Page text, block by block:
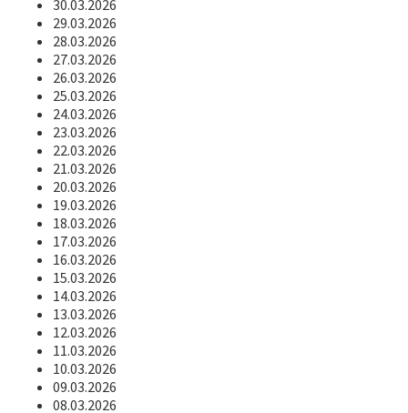
30.03.2026
29.03.2026
28.03.2026
27.03.2026
26.03.2026
25.03.2026
24.03.2026
23.03.2026
22.03.2026
21.03.2026
20.03.2026
19.03.2026
18.03.2026
17.03.2026
16.03.2026
15.03.2026
14.03.2026
13.03.2026
12.03.2026
11.03.2026
10.03.2026
09.03.2026
08.03.2026